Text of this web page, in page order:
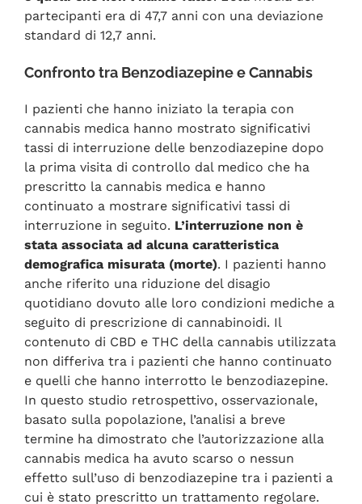
partecipanti era di 47,7 anni con una deviazione
standard di 12,7 anni.
Confronto tra Benzodiazepine e Cannabis
I pazienti che hanno iniziato la terapia con
cannabis medica hanno mostrato significativi
tassi di interruzione delle benzodiazepine dopo
la prima visita di controllo dal medico che ha
prescritto la cannabis medica e hanno
continuato a mostrare significativi tassi di
interruzione in seguito. L’interruzione non è
stata associata ad alcuna caratteristica
demografica misurata (morte). I pazienti hanno
anche riferito una riduzione del disagio
quotidiano dovuto alle loro condizioni mediche a
seguito di prescrizione di cannabinoidi. Il
contenuto di CBD e THC della cannabis utilizzata
non differiva tra i pazienti che hanno continuato
e quelli che hanno interrotto le benzodiazepine.
In questo studio retrospettivo, osservazionale,
basato sulla popolazione, l’analisi a breve
termine ha dimostrato che l’autorizzazione alla
cannabis medica ha avuto scarso o nessun
effetto sull’uso di benzodiazepine tra i pazienti a
cui è stato prescritto un trattamento regolare.